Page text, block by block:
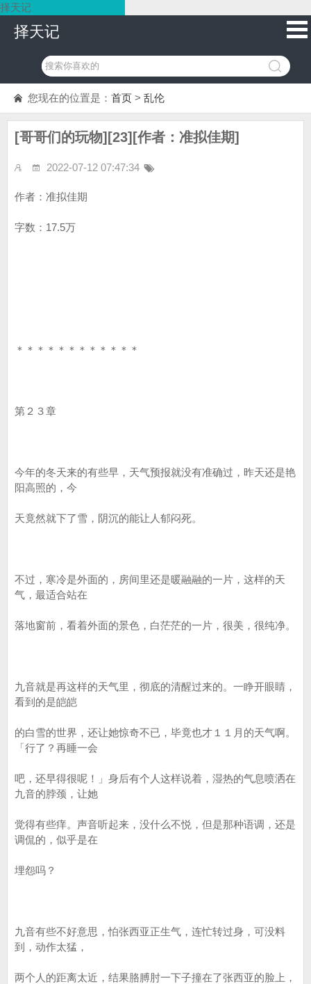
择天记
择天记
您现在的位置是： 首页 > 乱伦
[哥哥们的玩物][23][作者：准拟佳期]
2022-07-12 07:47:34
作者：准拟佳期
字数：17.5万
＊＊＊＊＊＊＊＊＊＊＊＊
第２３章
今年的冬天来的有些早，天气预报就没有准确过，昨天还是艳
阳高照的，今
天竟然就下了雪，阴沉的能让人郁闷死。
不过，寒冷是外面的，房间里还是暖融融的一片，这样的天
气，最适合站在
落地窗前，看着外面的景色，白茫茫的一片，很美，很纯净。
九音就是再这样的天气里，彻底的清醒过来的。一睁开眼睛，
看到的是皑皑
的白雪的世界，还让她惊奇不已，毕竟也才１１月的天气啊。
「行了？再睡一会
吧，还早得很呢！」身后有个人这样说着，湿热的气息喷洒在
九音的脖颈，让她
觉得有些痒。声音听起来，没什么不悦，但是那种语调，还是
调侃的，似乎是在
埋怨吗？
九音有些不好意思，怕张西亚正生气，连忙转过身，可没料
到，动作太猛，
两个人的距离太近，结果胳膊肘一下子撞在了张西亚的脸上，